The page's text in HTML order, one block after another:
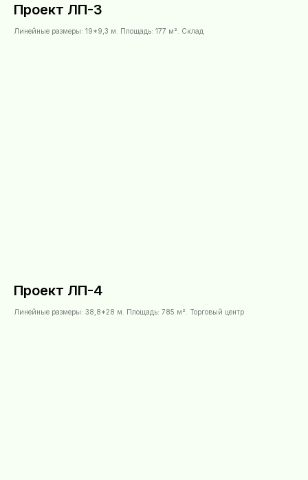
Проект ЛП-3
Линейные размеры: 19*9,3 м. Площадь: 177 м². Склад
Проект ЛП-4
Линейные размеры: 38,8*28 м. Площадь: 785 м². Торговый центр